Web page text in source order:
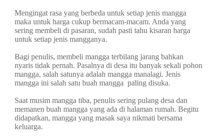
Mengingat rasa yang berbeda untuk setiap jenis mangga
maka untuk harga cukup bermacam-macam. Anda yang
sering membeli di pasaran, sudah pasti tahu kisaran harga
untuk setiap jenis mangganya.
Bagi penulis, membeli mangga terbilang jarang bahkan
nyaris tidak pernah. Pasalnya di desa itu banyak sekali pohon
mangga, salah satunya adalah mangga manalagi. Jenis
mangga ini salah satu buah mangga paling disuka.
Saat musim mangga tiba, penulis sering pulang desa dan
memanen buah mangga yang ada di halaman rumah. Begitu
didapatkan, mangga yang masak saya nikmati bersama
keluarga.